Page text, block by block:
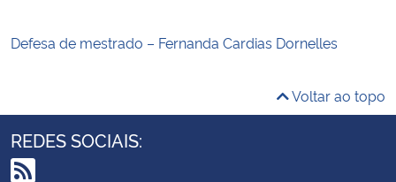
Defesa de mestrado – Fernanda Cardias Dornelles
Voltar ao topo
REDES SOCIAIS: